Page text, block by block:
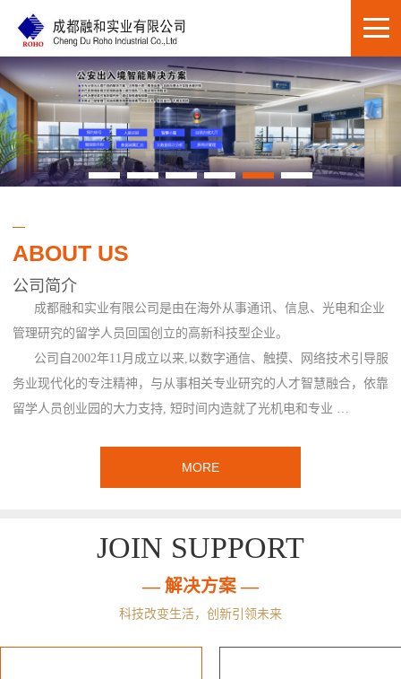
ABOUT US
公司简介
成都融和实业有限公司是由在海外从事通讯、信息、光电和企业
管理研究的留学人员回国创立的高新科技型企业。
公司自2002年11月成立以来,以数字通信、触摸、网络技术引导服
务业现代化的专注精神，与从事相关专业研究的人才智慧融合，依靠
留学人员创业园的大力支持, 短时间内造就了光机电和专业 …
MORE
JOIN SUPPORT
— 解决方案 —
科技改变生活，创新引领未来